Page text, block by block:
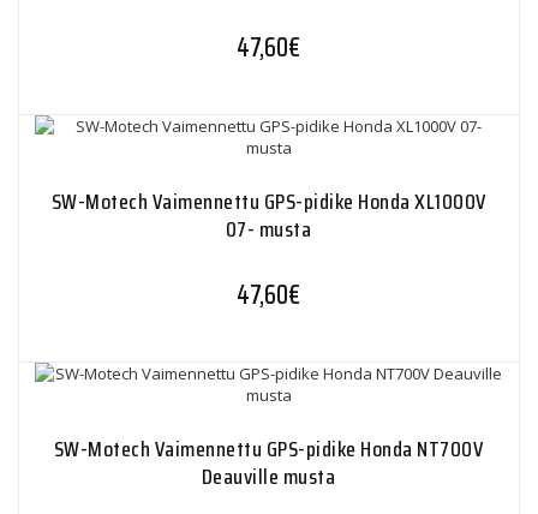
47,60€
SW-Motech Vaimennettu GPS-pidike Honda XL1000V
07- musta
47,60€
SW-Motech Vaimennettu GPS-pidike Honda NT700V
Deauville musta